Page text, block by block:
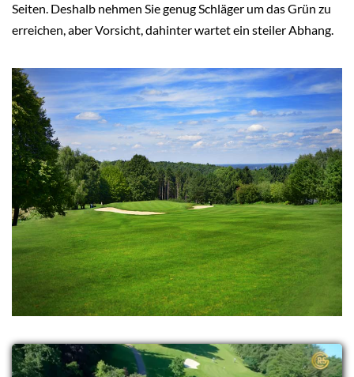
Seiten. Deshalb nehmen Sie genug Schläger um das Grün zu
erreichen, aber Vorsicht, dahinter wartet ein steiler Abhang.